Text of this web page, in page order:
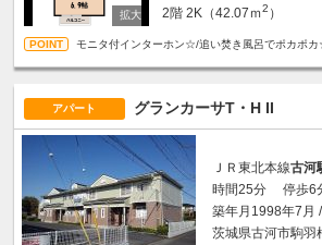
2階 2K（42.07ｍ2 ）
モニタ付インターホン☆/追い焚き風呂でポカポ
アパート グランカーサT・H II
ＪＲ東北本線古河
時間25分 停歩6
築年月1998年7月
茨城県古河市駒羽